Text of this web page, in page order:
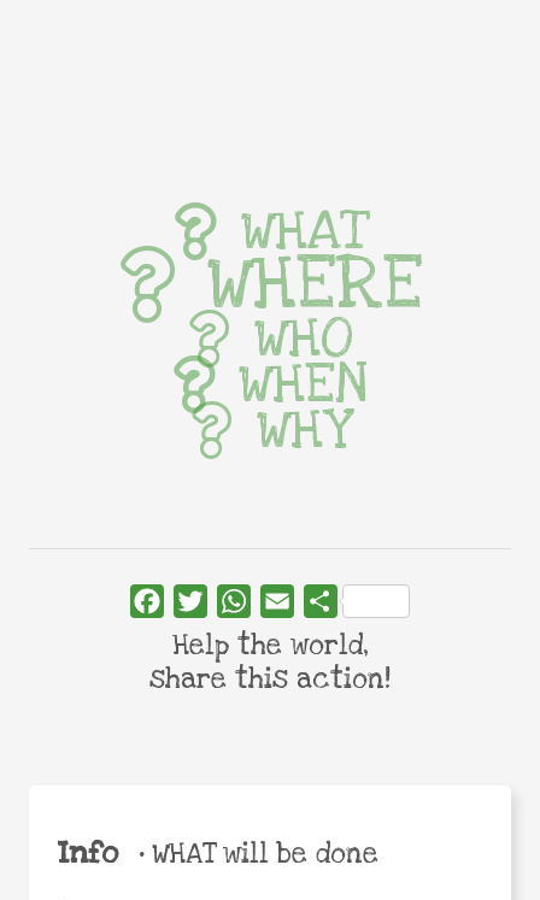
Info •WHAT will be done
WHAT
WHERE
WHO
WHEN
WHY
FacebookTwitterWhatsApp
Email Share
Help the world,
share this action!